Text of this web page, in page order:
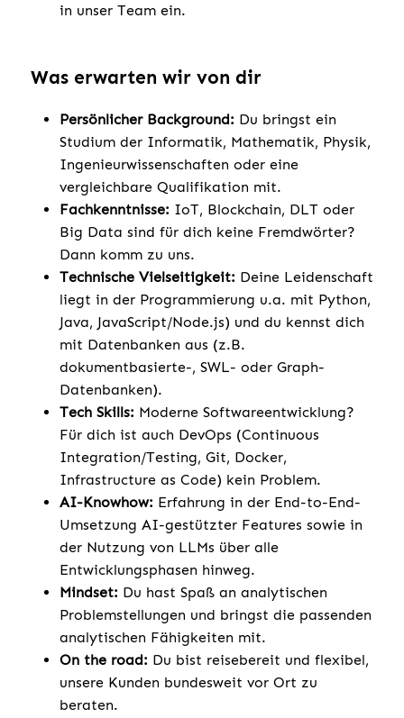
in unser Team ein.
Was erwarten wir von dir
Persönlicher Background: Du bringst ein
Studium der Informatik, Mathematik, Physik,
Ingenieurwissenschaften oder eine
vergleichbare Qualifikation mit.
Fachkenntnisse: IoT, Blockchain, DLT oder
Big Data sind für dich keine Fremdwörter?
Dann komm zu uns.
Technische Vielseitigkeit: Deine Leidenschaft
liegt in der Programmierung u.a. mit Python,
Java, JavaScript/Node.js) und du kennst dich
mit Datenbanken aus (z.B.
dokumentbasierte-, SWL- oder Graph-
Datenbanken).
Tech Skills: Moderne Softwareentwicklung?
Für dich ist auch DevOps (Continuous
Integration/Testing, Git, Docker,
Infrastructure as Code) kein Problem.
AI-Knowhow: Erfahrung in der End-to-End-
Umsetzung AI-gestützter Features sowie in
der Nutzung von LLMs über alle
Entwicklungsphasen hinweg.
Mindset: Du hast Spaß an analytischen
Problemstellungen und bringst die passenden
analytischen Fähigkeiten mit.
On the road: Du bist reisebereit und flexibel,
unsere Kunden bundesweit vor Ort zu
beraten.